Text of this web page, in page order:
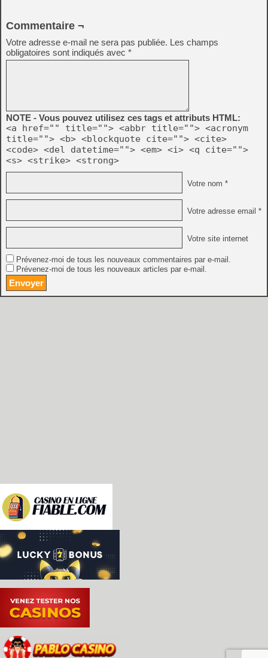
Commentaire ¬
Votre adresse e-mail ne sera pas publiée. Les champs
obligatoires sont indiqués avec *
NOTE - Vous pouvez utilisez ces tags et attributs HTML:
<a href="" title=""> <abbr title=""> <acronym
title=""> <b> <blockquote cite=""> <cite>
<code> <del datetime=""> <em> <i> <q cite="">
<s> <strike> <strong>
Votre nom *
Votre adresse email *
Votre site internet
Prévenez-moi de tous les nouveaux commentaires par e-mail.
Prévenez-moi de tous les nouveaux articles par e-mail.